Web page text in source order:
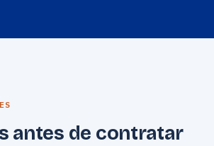
antes de contratar